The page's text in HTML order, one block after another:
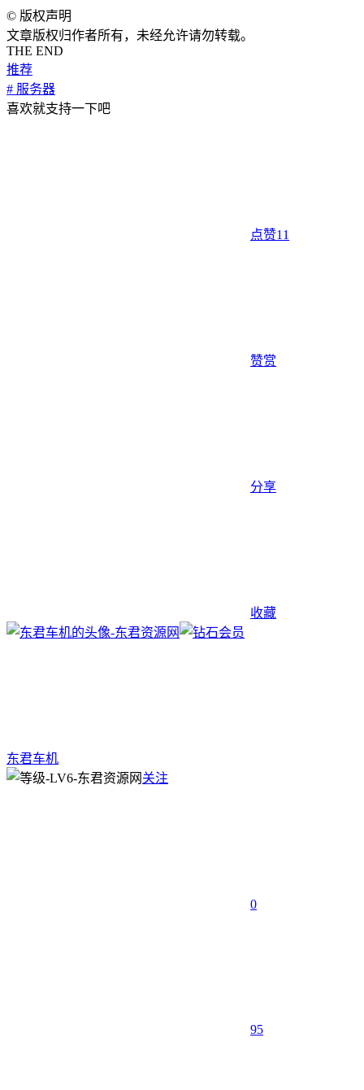
© 版权声明
文章版权归作者所有，未经允许请勿转载。
THE END
推荐
# 服务器
喜欢就支持一下吧
点赞11
赞赏
分享
收藏
东君车机
关注
0
95